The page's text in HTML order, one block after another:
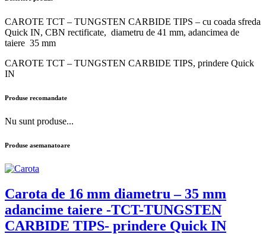
CAROTE TCT – TUNGSTEN CARBIDE TIPS – cu coada sfreda
Quick IN, CBN rectificate, diametru de 41 mm, adancimea de
taiere 35 mm
CAROTE TCT – TUNGSTEN CARBIDE TIPS, prindere Quick
IN
Produse recomandate
Nu sunt produse...
Produse asemanatoare
Carota de 16 mm diametru – 35 mm
adancime taiere -TCT-TUNGSTEN
CARBIDE TIPS- prindere Quick IN